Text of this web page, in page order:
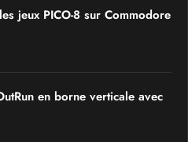
jeux PICO-8 sur Commodore
en borne verticale avec